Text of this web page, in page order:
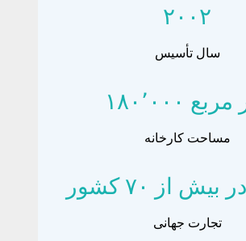
۲۰۰۲
سال تأسیس
متر مربع
مساحت کارخانه
از ۷۰ کشور
تجارت جهانی